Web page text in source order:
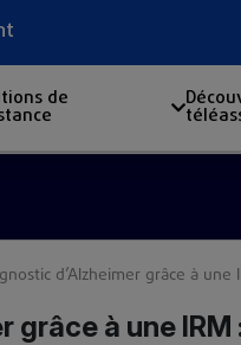
de
d’Alzheimer grâce à
grâce à une